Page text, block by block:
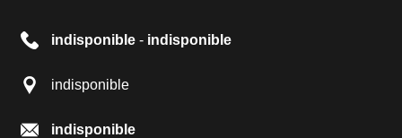
indisponible - indisponible
indisponible
indisponible